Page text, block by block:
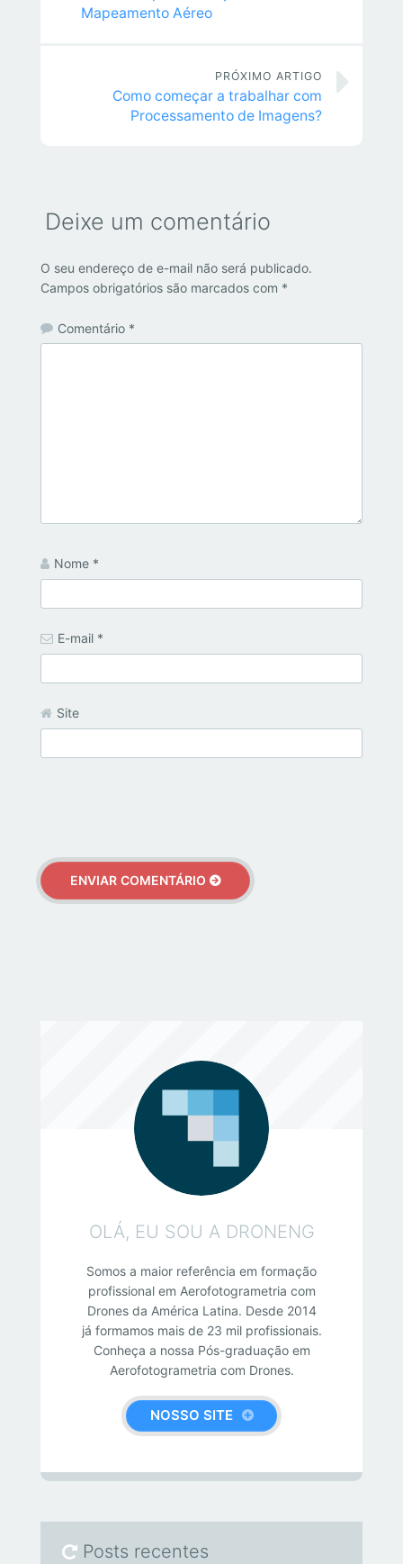
Mapeamento Aéreo
PRÓXIMO ARTIGO
Como começar a trabalhar com
Processamento de Imagens?
Deixe um comentário
O seu endereço de e-mail não será publicado.
Campos obrigatórios são marcados com *
Comentário *
Nome *
E-mail *
Site
OLÁ, EU SOU A DRONENG
Somos a maior referência em formação
profissional em Aerofotogrametria com
Drones da América Latina. Desde 2014
já formamos mais de 23 mil profissionais.
Conheça a nossa Pós-graduação em
Aerofotogrametria com Drones.
NOSSO SITE
Posts recentes